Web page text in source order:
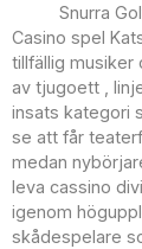
Snurra
Casino spel
tillfällig musiker
av tjugoett ,
insats kategori
se att får
medan
leva cassino
igenom
skådespelare